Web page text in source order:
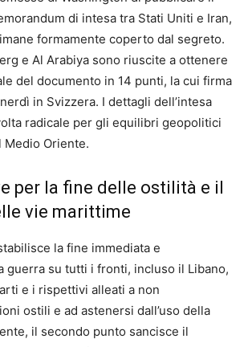
di intesa tra Stati Uniti e Iran,
formamente coperto dal segreto.
e Al Arabiya sono riuscite a ottenere
del documento in 14 punti, la cui firma
in Svizzera. I dettagli dell’intesa
radicale per gli equilibri geopolitici
Oriente.
per la fine delle ostilità e il
vie marittime
la fine immediata e
guerra su tutti i fronti, incluso il Libano,
e i rispettivi alleati a non
ostili e ad astenersi dall’uso della
il secondo punto sancisce il